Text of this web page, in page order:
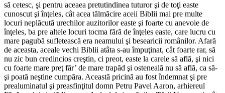
să cetesc, şi pentru aceaea pretutindinea tuturor şi de toţi easte
cunoscut şi înţeles, cât acea tălmăcire aceii Biblii mai pre multe
locuri neplăcută urechilor auzitorilor easte şi foarte cu anevoie de
înţeles, ba pre altele locuri tocma fără de înţeles easte, care lucru cu
mare pagubă sufletească era neamului şi besearicii românilor. Afară
de aceasta, aceale vechi Biblii atâta s-au împuţinat, cât foarte rar, să
nu zic bun credincios creştin, ci preot, easte la carele să află, şi nici
cu foarte mare preţ făr’ de mare trapăd şi osteneală nu să află, ca să-
şi poată neştine cumpăra. Această pricină au fost îndemnat şi pre
prealuminatul şi preasfinţitul domn Petru Pavel Aaron, arhiereul